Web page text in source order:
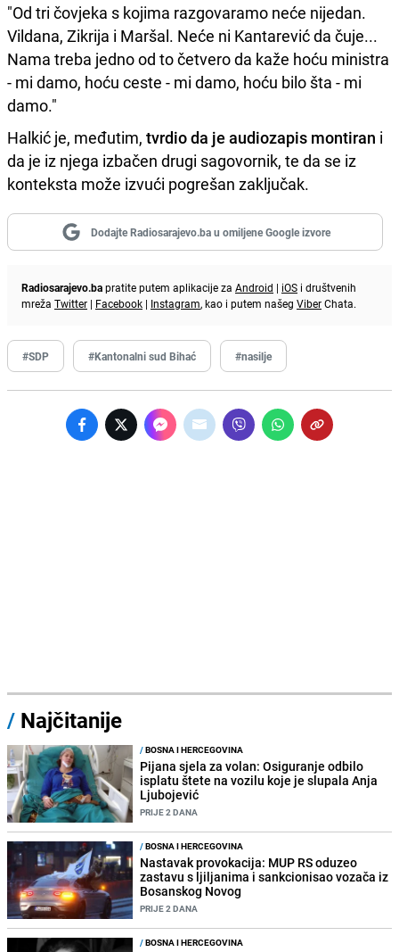
"Od tri čovjeka s kojima razgovaramo neće nijedan.
Vildana, Zikrija i Maršal. Neće ni Kantarević da čuje...
Nama treba jedno od to četvero da kaže hoću ministra
- mi damo, hoću ceste - mi damo, hoću bilo šta - mi
damo."
Halkić je, međutim, tvrdio da je audiozapis montiran i
da je iz njega izbačen drugi sagovornik, te da se iz
konteksta može izvući pogrešan zaključak.
Dodajte Radiosarajevo.ba u omiljene Google izvore
Radiosarajevo.bapratite putem aplikacije za Android | iOS i društvenih
mreža Twitter | Facebook | Instagram, kao i putem našeg ViberChata.
#SDP #Kantonalni sud Bihać #nasilje
/ Najčitanije
/BOSNA I HERCEGOVINA
Pijana sjela za volan: Osiguranje odbilo
isplatu štete na vozilu koje je slupala Anja
Ljubojević
PRIJE 2 DANA
/BOSNA I HERCEGOVINA
Nastavak provokacija: MUP RS oduzeo
zastavu s ljiljanima i sankcionisao vozača iz
Bosanskog Novog
PRIJE 2 DANA
/BOSNA I HERCEGOVINA